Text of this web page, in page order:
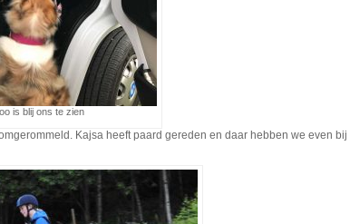
is blij ons te zien
Kajsa heeft paard gereden en daar hebben we even bij